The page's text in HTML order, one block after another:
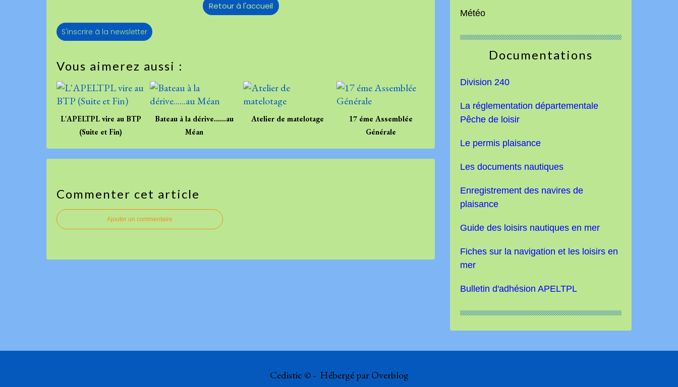
Retour à l'accueil
S'inscrire à la newsletter
Vous aimerez aussi :
L'APELTPL vire au BTP
(Suite et Fin)
Bateau à la dérive......au
Méan
Atelier de matelotage
17 éme Assemblée
Générale
Commenter cet article
Ajouter un commentaire
Météo
Documentations
Division 240
La réglementation départementale
Pêche de loisir
Le permis plaisance
Les documents nautiques
Enregistrement des navires de
plaisance
Guide des loisirs nautiques en mer
Fiches sur la navigation et les loisirs en
mer
Bulletin d'adhésion APELTPL
Cedistic © - Hébergé parOverblog